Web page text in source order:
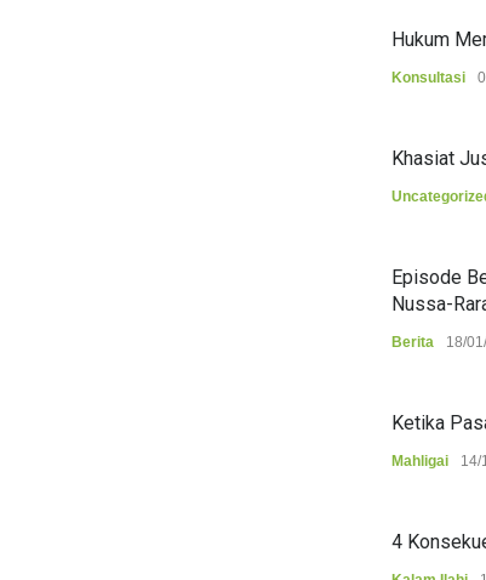
Hukum
Konsultasi
Khasiat
Episode
Nussa-
Berita 18/
Ketika
Mahligai 14/
4